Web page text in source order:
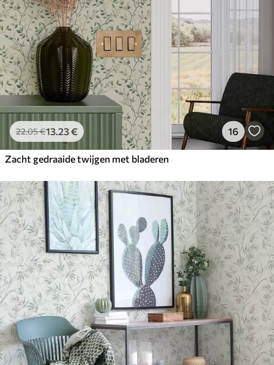
22.05€13.23€ 16
Zacht gedraaide twijgen met bladeren